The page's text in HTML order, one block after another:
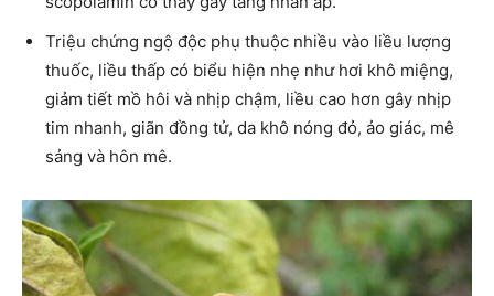
Triệu chứng ngộ độc phụ thuộc nhiều vào liều lượng
thuốc, liều thấp có biểu hiện nhẹ như hơi khô miệng,
giảm tiết mồ hôi và nhịp chậm, liều cao hơn gây nhịp
tim nhanh, giãn đồng tử, da khô nóng đỏ, ảo giác, mê
sảng và hôn mê.